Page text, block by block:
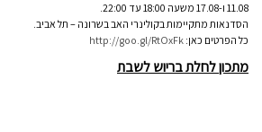
11.08 ו-17.08 משעה 18:00 עד 22:00.
הסדנאות מתקיימות בקולינרי האב בשרונה – תל אביב.
כל הפרטים כאן: http://goo.gl/RtOxFk
מתכון לחלת בריוש לשבת